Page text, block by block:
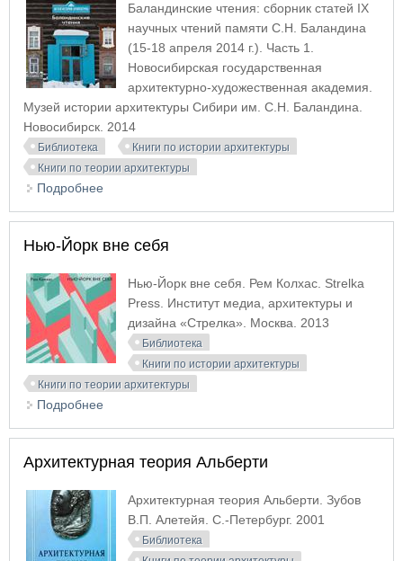
Баландинские чтения: сборник статей IX
научных чтений памяти С.Н. Баландина
(15-18 апреля 2014 г.). Часть 1.
Новосибирская государственная
архитектурно-художественная академия.
Музей истории архитектуры Сибири им. С.Н. Баландина.
Новосибирск. 2014
Библиотека
Книги по истории архитектуры
Книги по теории архитектуры
Подробнее
Нью-Йорк вне себя
Нью-Йорк вне себя. Рем Колхас. Strelka
Press. Институт медиа, архитектуры и
дизайна «Стрелка». Москва. 2013
Библиотека
Книги по истории архитектуры
Книги по теории архитектуры
Подробнее
Архитектурная теория Альберти
Архитектурная теория Альберти. Зубов
В.П. Алетейя. С.-Петербург. 2001
Библиотека